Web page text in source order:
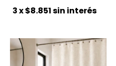
3x$8.851sin interés